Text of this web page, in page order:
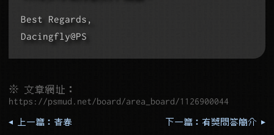
Best Regards,
Dacingfly@PS
※ 文章網址：
https://psmud.net/board/area_board/1126900044
◂ 上一篇：青春 下一篇：有獎問答簡介 ▸